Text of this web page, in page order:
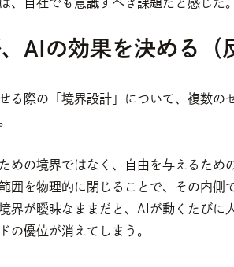
AIの効果を決める（
る際の「境界設計」について、複数の
めの境界ではなく、自由を与えるため
囲を物理的に閉じることで、その内側
界が曖昧なままだと、AIが動くたびに
の優位が消えてしまう。